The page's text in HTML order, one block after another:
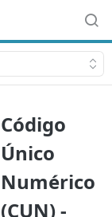
Código
Único
Numérico
(CUN) -